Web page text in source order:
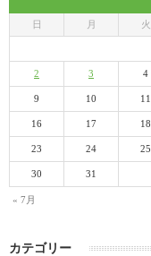
日 月 火
« 7月
2 3 4
9 10 11
16 17 18
23 24 25
30 31
カテゴリー